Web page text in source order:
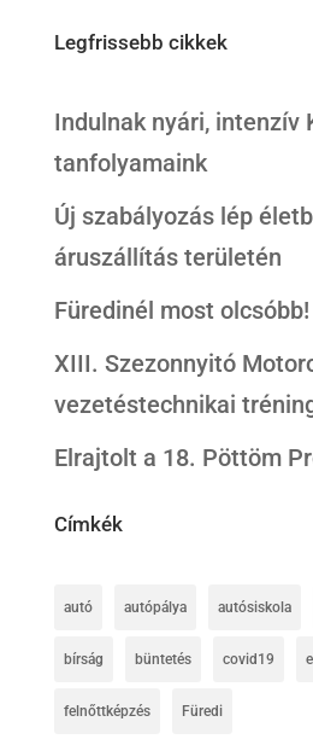
Legfrissebb cikkek
Indulnak nyári, intenzív
tanfolyamaink
Új szabályozás lép
áruszállítás területén
Füredinél most olcsóbb!
XIII. Szezonnyitó
vezetéstechnikai
Elrajtolt a 18. Pöttöm
Címkék
autó autópálya autósiskola
bírság büntetés covid19
felnőttképzés Füredi